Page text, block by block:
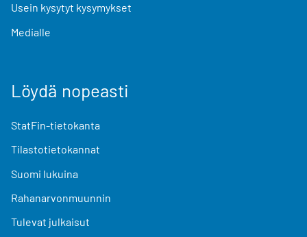
Usein kysytyt kysymykset
Medialle
Löydä nopeasti
StatFin-tietokanta
Tilastotietokannat
Suomi lukuina
Rahanarvonmuunnin
Tulevat julkaisut